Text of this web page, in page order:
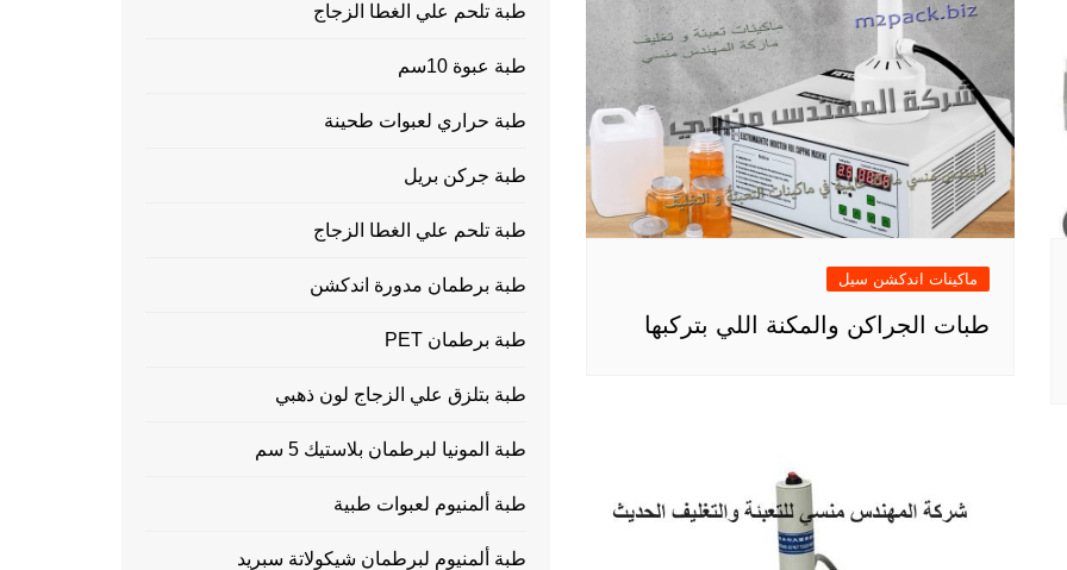
ماكينات اندكشن سيل
طبات الجراكن والمكنة اللي بتركبها
طبة تلحم علي الغطا الزجاج
طبة عبوة 10سم
طبة حراري لعبوات طحينة
طبة جركن بريل
طبة تلحم علي الغطا الزجاج
طبة برطمان مدورة اندكشن
طبة برطمان PET
طبة بتلزق علي الزجاج لون ذهبي
طبة المونيا لبرطمان بلاستيك 5 سم
طبة ألمنيوم لعبوات طبية
طبة ألمنيوم لبرطمان شيكولاتة سبريد